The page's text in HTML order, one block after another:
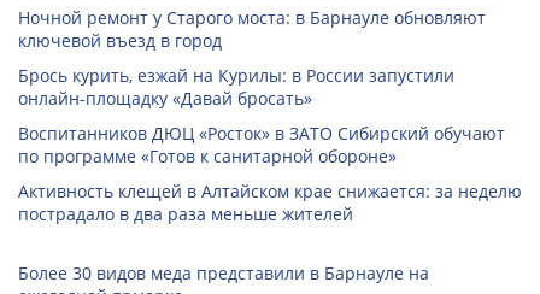
Ночной ремонт у Старого моста: в Барнауле обновляют
ключевой въезд в город
Брось курить, езжай на Курилы: в России запустили
онлайн-­площадку «Давай бросать»
Воспитанников ДЮЦ «Росток» в ЗАТО Сибирский обучают
по программе «Готов к санитарной обороне»
Активность клещей в Алтайском крае снижается: за неделю
пострадало в два раза меньше жителей
Более 30 видов меда представили в Барнауле на